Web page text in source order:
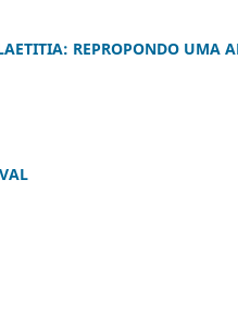
REPROPONDO UMA